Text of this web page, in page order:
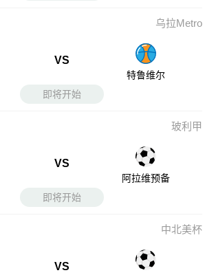
乌拉Metro
VS
特鲁维尔
即将开始
玻利甲
VS
阿拉维预备
即将开始
中北美杯
VS